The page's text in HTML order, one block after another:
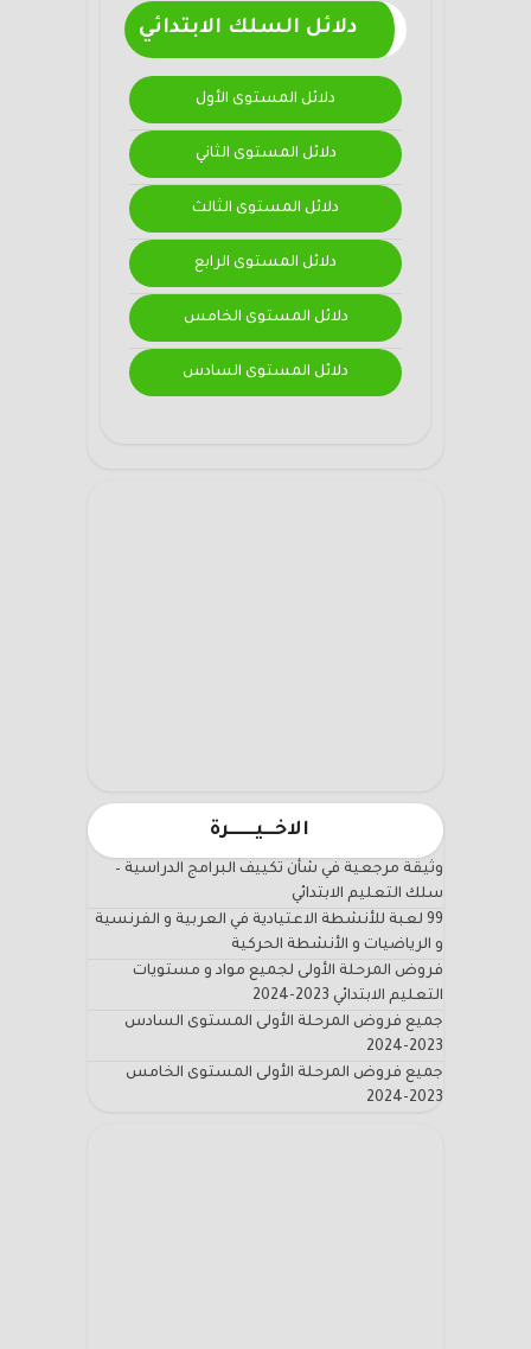
دلائل السلك الابتدائي
دلائل المستوى الأول
دلائل المستوى الثاني
دلائل المستوى الثالث
دلائل المستوى الرابع
دلائل المستوى الخامس
دلائل المستوى السادس
الاخـــيـــــــرة
وثيقة مرجعية في شأن تكييف البرامج الدراسية –
سلك التعليم الابتدائي
99 لعبة للأنشطة الاعتيادية في العربية و الفرنسية
و الرياضيات و الأنشطة الحركية
فروض المرحلة الأولى لجميع مواد و مستويات
التعليم الابتدائي 2023-2024
جميع فروض المرحلة الأولى المستوى السادس
2023-2024
جميع فروض المرحلة الأولى المستوى الخامس
2023-2024